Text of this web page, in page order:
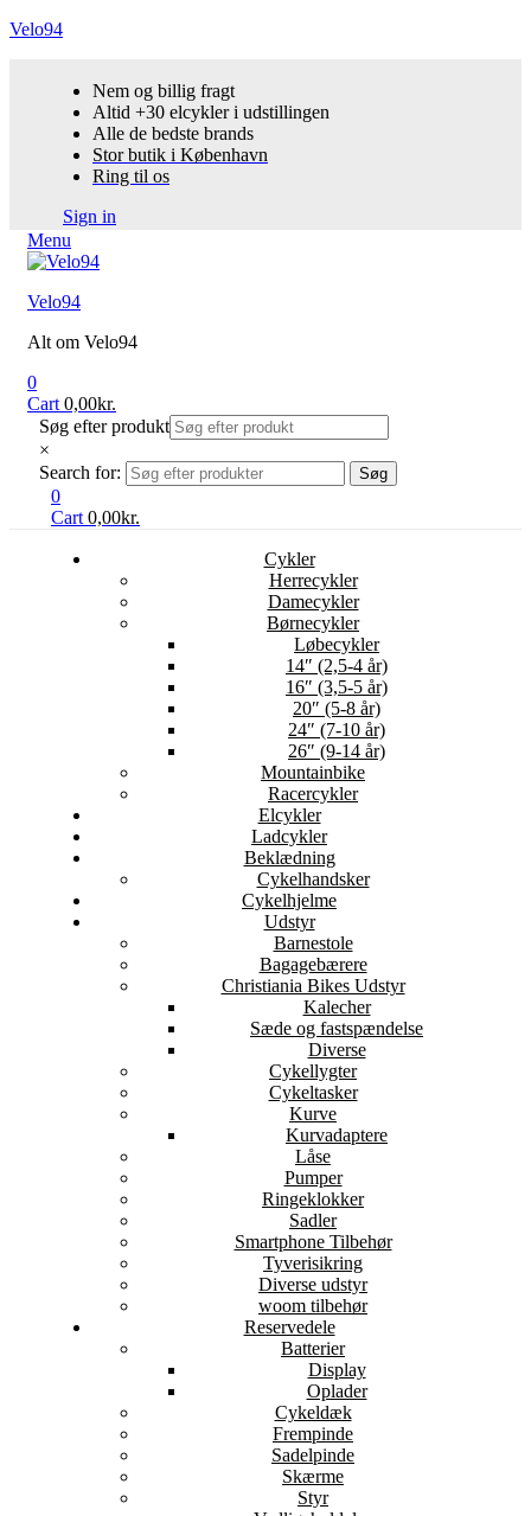
Velo94
Nem og billig fragt
Altid +30 elcykler i udstillingen
Alle de bedste brands
Stor butik i København
Ring til os
Sign in
Menu
Velo94
Alt om Velo94
0
Cart 0,00kr.
Søg efter produkt
×
Search for:
Søg
0
Cart 0,00kr.
Cykler
Herrecykler
Damecykler
Børnecykler
Løbecykler
14″ (2,5-4 år)
16″ (3,5-5 år)
20″ (5-8 år)
24″ (7-10 år)
26″ (9-14 år)
Mountainbike
Racercykler
Elcykler
Ladcykler
Beklædning
Cykelhandsker
Cykelhjelme
Udstyr
Barnestole
Bagagebærere
Christiania Bikes Udstyr
Kalecher
Sæde og fastspændelse
Diverse
Cykellygter
Cykeltasker
Kurve
Kurvadaptere
Låse
Pumper
Ringeklokker
Sadler
Smartphone Tilbehør
Tyverisikring
Diverse udstyr
woom tilbehør
Reservedele
Batterier
Display
Oplader
Cykeldæk
Frempinde
Sadelpinde
Skærme
Styr